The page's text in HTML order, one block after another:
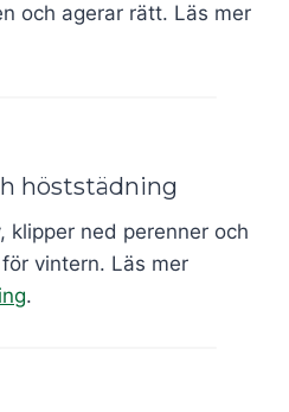
och agerar rätt. Läs mer
höststädning
klipper ned perenner och
vintern. Läs mer
.